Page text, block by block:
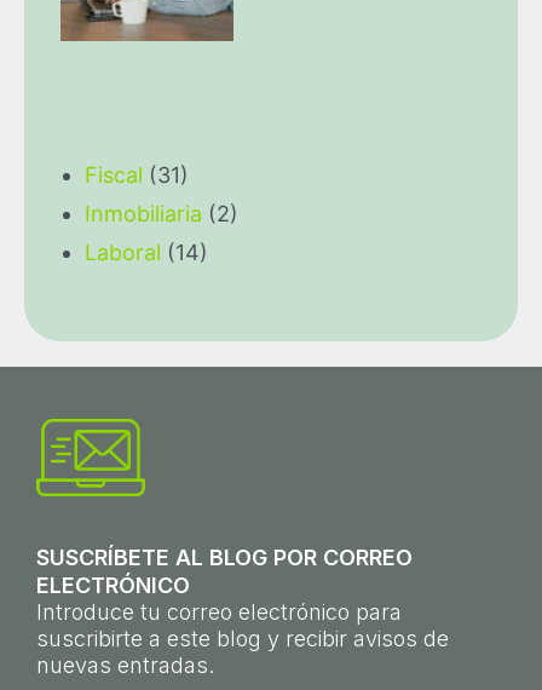
Fiscal (31)
Inmobiliaria (2)
Laboral (14)
SUSCRÍBETE AL BLOG POR CORREO
ELECTRÓNICO
Introduce tu correo electrónico para
suscribirte a este blog y recibir avisos de
nuevas entradas.